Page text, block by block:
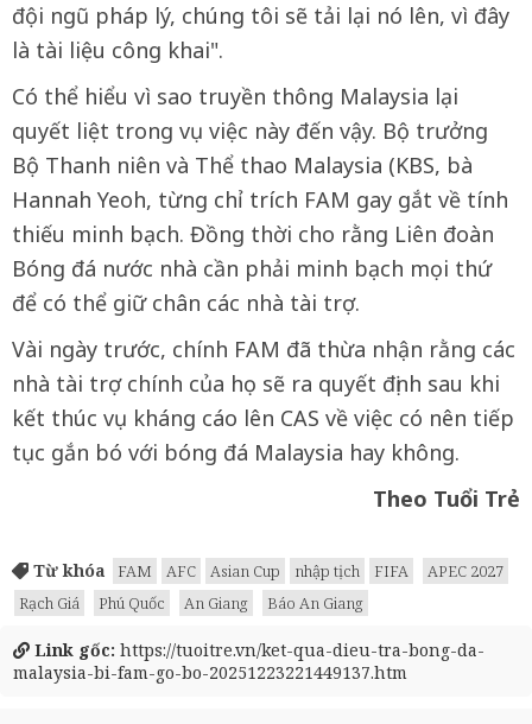
đội ngũ pháp lý, chúng tôi sẽ tải lại nó lên, vì đây
là tài liệu công khai".
Có thể hiểu vì sao truyền thông Malaysia lại
quyết liệt trong vụ việc này đến vậy. Bộ trưởng
Bộ Thanh niên và Thể thao Malaysia (KBS, bà
Hannah Yeoh, từng chỉ trích FAM gay gắt về tính
thiếu minh bạch. Đồng thời cho rằng Liên đoàn
Bóng đá nước nhà cần phải minh bạch mọi thứ
để có thể giữ chân các nhà tài trợ.
Vài ngày trước, chính FAM đã thừa nhận rằng các
nhà tài trợ chính của họ sẽ ra quyết định sau khi
kết thúc vụ kháng cáo lên CAS về việc có nên tiếp
tục gắn bó với bóng đá Malaysia hay không.
Theo Tuổi Trẻ
Từ khóa FAM AFC Asian Cup nhập tịch FIFA
APEC 2027
Rạch Giá
Phú Quốc An Giang Báo An Giang
Link gốc: https://tuoitre.vn/ket-qua-dieu-tra-bong-da-
malaysia-bi-fam-go-bo-20251223221449137.htm